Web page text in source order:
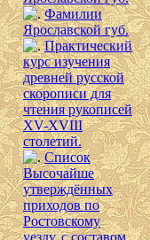
Фамилии
Ярославской губ.
Практический
курс изучения
древней русской
скорописи для
чтения рукописей
XV-XVIII
столетий.
Список
Высочайше
утверждённых
приходов по
Ростовскому
уезду, с составом